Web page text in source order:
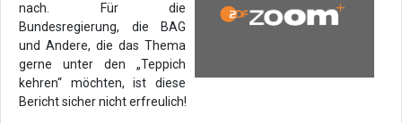
nach. Für die
Bundesregierung, die BAG
und Andere, die das Thema
gerne unter den „Teppich
kehren“ möchten, ist diese
Bericht sicher nicht erfreulich!